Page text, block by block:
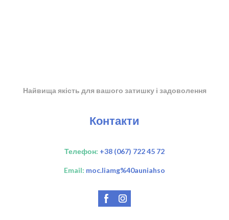
Найвища якість для вашого затишку і задоволення
Контакти
Телефон: +38 (067) 722 45 72
Email: moc.liamg%40auniahso